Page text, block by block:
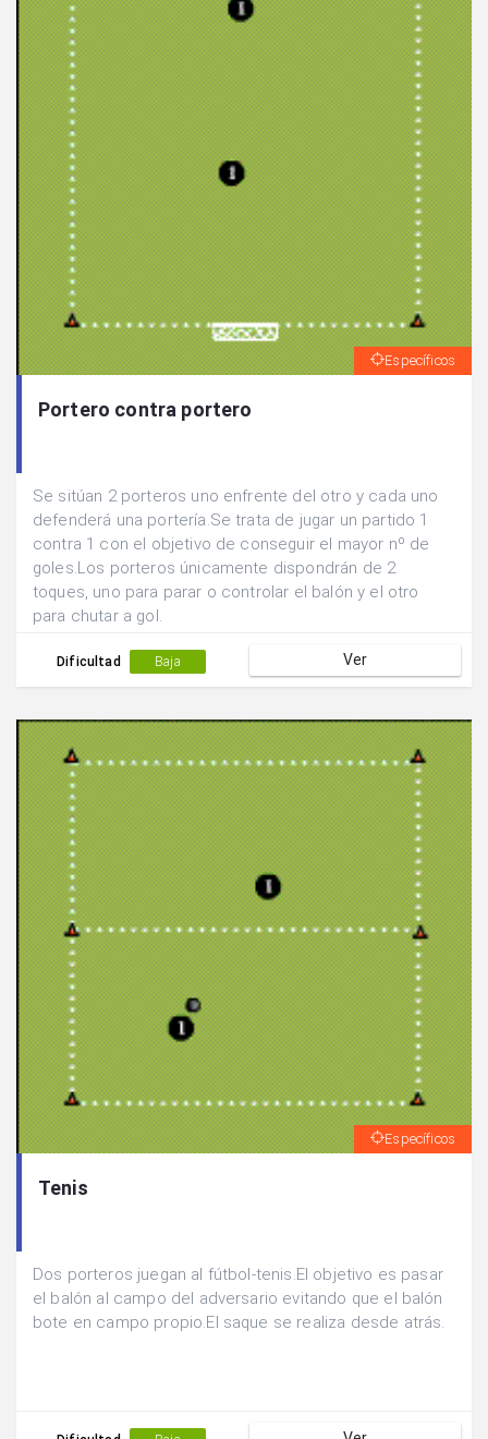
Específicos
Portero contra portero
Se sitúan 2 porteros uno enfrente del otro y cada uno
defenderá una portería.Se trata de jugar un partido 1
contra 1 con el objetivo de conseguir el mayor nº de
goles.Los porteros únicamente dispondrán de 2
toques, uno para parar o controlar el balón y el otro
para chutar a gol.
Dificultad Baja Ver
Específicos
Tenis
Dos porteros juegan al fútbol-tenis.El objetivo es pasar
el balón al campo del adversario evitando que el balón
bote en campo propio.El saque se realiza desde atrás.